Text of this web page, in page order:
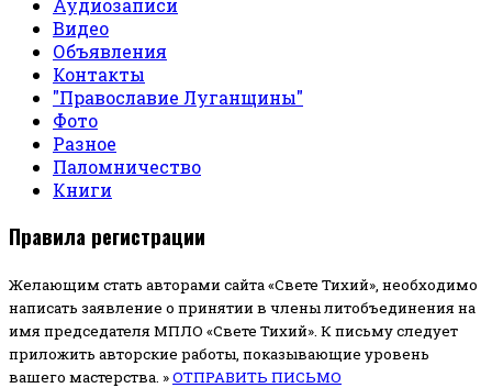
Видео
Объявления
Контакты
"Православие Луганщины"
Фото
Разное
Паломничество
Книги
Правила регистрации
Желающим стать авторами сайта «Свете Тихий», необходимо
написать заявление о принятии в члены литобъединения на
имя председателя МПЛО «Свете Тихий». К письму следует
приложить авторские работы, показывающие уровень
вашего мастерства. »ОТПРАВИТЬ ПИСЬМО